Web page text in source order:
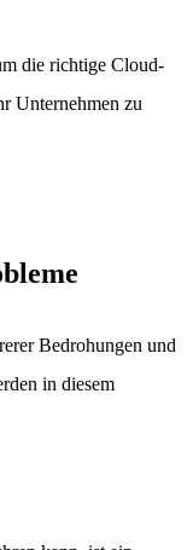
die richtige Cloud-
Unternehmen zu
Bedrohungen und
in diesem